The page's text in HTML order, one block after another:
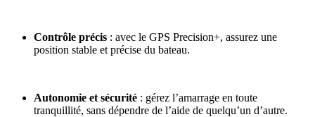
Contrôle précis : avec le GPS Precision+, assurez une
position stable et précise du bateau.
Autonomie et sécurité : gérez l’amarrage en toute
tranquillité, sans dépendre de l’aide de quelqu’un d’autre.